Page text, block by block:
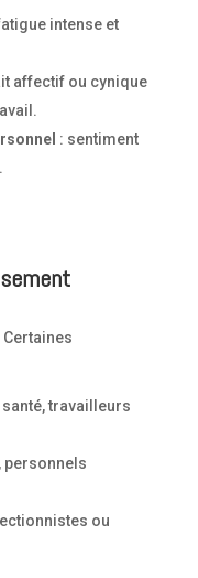
intense et
affectif ou cynique
: sentiment
travailleurs
personnels
ou